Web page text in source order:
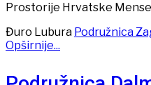
Prostorije Hrvatske Mense
Đuro Lubura Podružnica
Opširnije...